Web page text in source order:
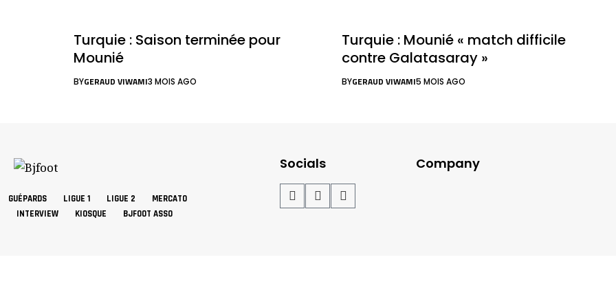
Turquie : Saison terminée pour
Mounié
BYGERAUD VIWAMI3 MOIS AGO
Turquie : Mounié « match difficile
contre Galatasaray »
BYGERAUD VIWAMI5 MOIS AGO
GUÉPARDS LIGUE 1 LIGUE 2
MERCATO
INTERVIEW
KIOSQUE BJFOOT ASSO
Socials Company